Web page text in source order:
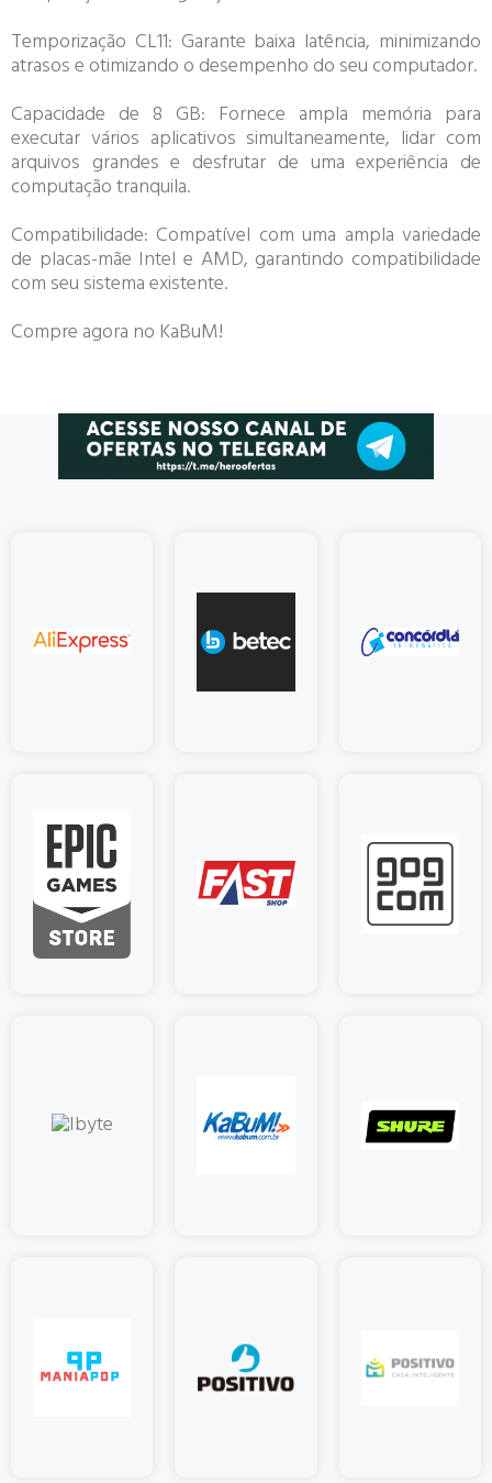
Temporização CL11: Garante baixa latência, minimizando
atrasos e otimizando o desempenho do seu computador.
Capacidade de 8 GB: Fornece ampla memória para
executar vários aplicativos simultaneamente, lidar com
arquivos grandes e desfrutar de uma experiência de
computação tranquila.
Compatibilidade: Compatível com uma ampla variedade
de placas-mãe Intel e AMD, garantindo compatibilidade
com seu sistema existente.
Compre agora no KaBuM!